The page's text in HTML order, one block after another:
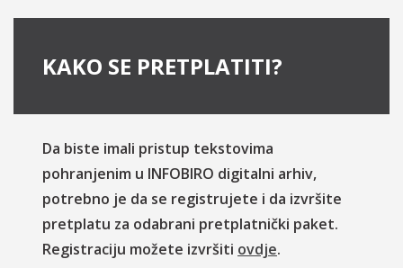
KAKO SE PRETPLATITI?
Da biste imali pristup tekstovima
pohranjenim u INFOBIRO digitalni arhiv,
potrebno je da se registrujete i da izvršite
pretplatu za odabrani pretplatnički paket.
Registraciju možete izvršiti ovdje.